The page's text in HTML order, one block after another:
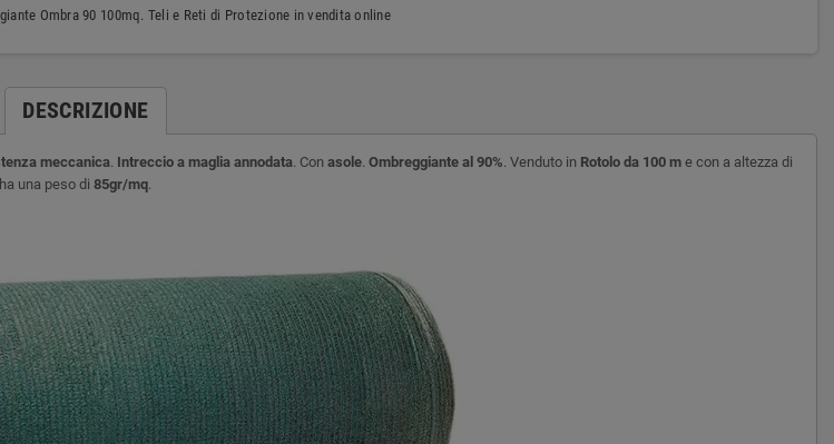
Ombra 90 100mq. Teli e Reti di Protezione in vendita online
DESCRIZIONE
meccanica Intreccio a maglia annodata . Con asole Ombreggiante al 90% . Venduto in Rotolo da 100 m e con a altezza di
ha una peso di 85gr/mq